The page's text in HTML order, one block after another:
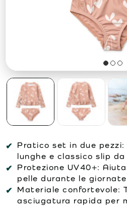
Pratico set in due pezzi:
lunghe e classico slip
Protezione UV40+:
pelle durante le
Materiale confortevole:
asciugatura rapida per